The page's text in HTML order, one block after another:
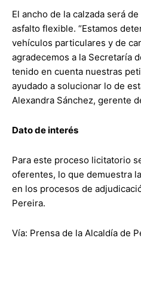
El ancho de la calzada será
asfalto flexible. “Estamos
vehículos particulares y de
agradecemos a la Secretaría
tenido en cuenta nuestras
ayudado a solucionar lo de
Alexandra Sánchez, gerente
Dato de interés
Para este proceso licitatorio
oferentes, lo que demuestra
en los procesos de
Pereira.
Vía: Prensa de la Alcaldía de